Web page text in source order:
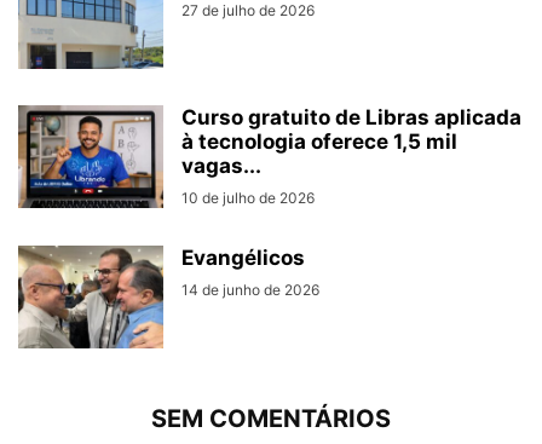
27 de julho de 2026
Curso gratuito de Libras aplicada
à tecnologia oferece 1,5 mil
vagas...
10 de julho de 2026
Evangélicos
14 de junho de 2026
SEM COMENTÁRIOS